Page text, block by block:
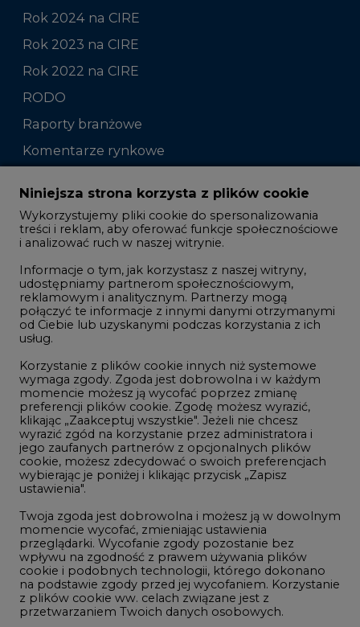
Rok 2024 na CIRE
Rok 2023 na CIRE
Rok 2022 na CIRE
RODO
Raporty branżowe
Komentarze rynkowe
Zmiany kadrowe na rynku
Studio CIRE
Rozmowy o energetyce
Gospodarka
Geopolityka
LTE450
Innowacje i AI
Telekomunikacja i IT
Handel emisjami CO2
Wodór
Górnictwo
Atom
Fotowoltaika
Offshore wind
Niniejsza strona korzysta z plików cookie
Wykorzystujemy pliki cookie do spersonalizowania
treści i reklam, aby oferować funkcje społecznościowe
i analizować ruch w naszej witrynie.
Informacje o tym, jak korzystasz z naszej witryny,
udostępniamy partnerom społecznościowym,
reklamowym i analitycznym. Partnerzy mogą
połączyć te informacje z innymi danymi otrzymanymi
od Ciebie lub uzyskanymi podczas korzystania z ich
usług.
Korzystanie z plików cookie innych niż systemowe
wymaga zgody. Zgoda jest dobrowolna i w każdym
momencie możesz ją wycofać poprzez zmianę
preferencji plików cookie. Zgodę możesz wyrazić,
klikając „Zaakceptuj wszystkie". Jeżeli nie chcesz
wyrazić zgód na korzystanie przez administratora i
jego zaufanych partnerów z opcjonalnych plików
cookie, możesz zdecydować o swoich preferencjach
wybierając je poniżej i klikając przycisk „Zapisz
ustawienia".
Twoja zgoda jest dobrowolna i możesz ją w dowolnym
momencie wycofać, zmieniając ustawienia
przeglądarki. Wycofanie zgody pozostanie bez
wpływu na zgodność z prawem używania plików
cookie i podobnych technologii, którego dokonano
na podstawie zgody przed jej wycofaniem. Korzystanie
z plików cookie ww. celach związane jest z
przetwarzaniem Twoich danych osobowych.